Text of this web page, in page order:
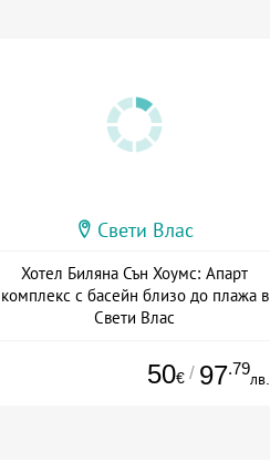
Свети Влас
Хотел Биляна Сън Хоумс: Апарт
комплекс с басейн близо до плажа в
Свети Влас
50€ / 97.79
лв.